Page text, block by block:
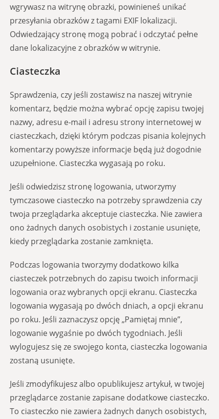
wgrywasz na witrynę obrazki, powinieneś unikać
przesyłania obrazków z tagami EXIF lokalizacji.
Odwiedzający stronę mogą pobrać i odczytać pełne
dane lokalizacyjne z obrazków w witrynie.
Ciasteczka
Sprawdzenia, czy jeśli zostawisz na naszej witrynie
komentarz, będzie można wybrać opcję zapisu twojej
nazwy, adresu e-mail i adresu strony internetowej w
ciasteczkach, dzięki którym podczas pisania kolejnych
komentarzy powyższe informacje będą już dogodnie
uzupełnione. Ciasteczka wygasają po roku.
Jeśli odwiedzisz stronę logowania, utworzymy
tymczasowe ciasteczko na potrzeby sprawdzenia czy
twoja przeglądarka akceptuje ciasteczka. Nie zawiera
ono żadnych danych osobistych i zostanie usunięte,
kiedy przeglądarka zostanie zamknięta.
Podczas logowania tworzymy dodatkowo kilka
ciasteczek potrzebnych do zapisu twoich informacji
logowania oraz wybranych opcji ekranu. Ciasteczka
logowania wygasają po dwóch dniach, a opcji ekranu
po roku. Jeśli zaznaczysz opcję „Pamiętaj mnie”,
logowanie wygaśnie po dwóch tygodniach. Jeśli
wylogujesz się ze swojego konta, ciasteczka logowania
zostaną usunięte.
Jeśli zmodyfikujesz albo opublikujesz artykuł, w twojej
przeglądarce zostanie zapisane dodatkowe ciasteczko.
To ciasteczko nie zawiera żadnych danych osobistych,